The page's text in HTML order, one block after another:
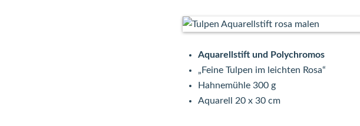
Aquarellstift und Polychromos
„Feine Tulpen im leichten Rosa“
Hahnemühle 300 g
Aquarell 20 x 30 cm